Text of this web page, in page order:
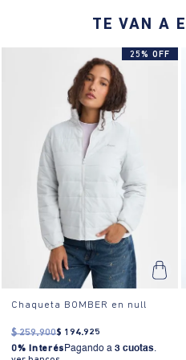
TE VAN A
25% OFF
Chaqueta BOMBER en null
$ 259.900$ 194.925
0% Interés Pagando a 3 cuotas.